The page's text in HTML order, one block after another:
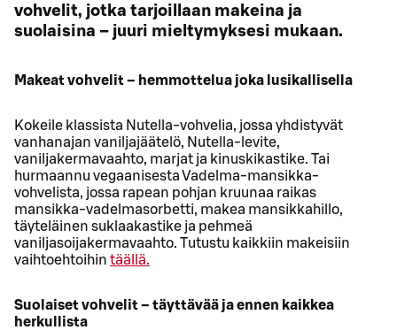
vohvelit, jotka tarjoillaan makeina ja
suolaisina – juuri mieltymyksesi mukaan.
Makeat vohvelit – hemmottelua joka lusikallisella
Kokeile klassista Nutella-vohvelia, jossa yhdistyvät
vanhanajan vaniljajäätelö, Nutella-levite,
vaniljakermavaahto, marjat ja kinuskikastike. Tai
hurmaannu vegaanisesta Vadelma-mansikka-
vohvelista, jossa rapean pohjan kruunaa raikas
mansikka-vadelmasorbetti, makea mansikkahillo,
täyteläinen suklaakastike ja pehmeä
vaniljasoijakermavaahto. Tutustu kaikkiin makeisiin
vaihtoehtoihin täällä.
Suolaiset vohvelit – täyttävää ja ennen kaikkea
herkullista